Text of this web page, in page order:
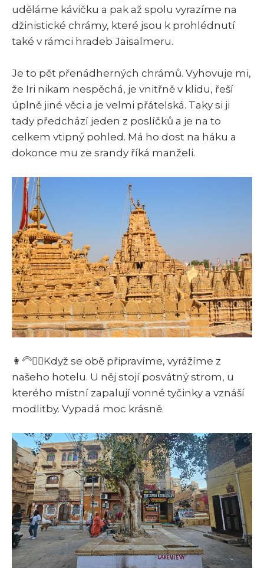
uděláme kávičku a pak až spolu vyrazíme na
džinistické chrámy, které jsou k prohlédnutí
také v rámci hradeb Jaisalmeru.
Je to pět přenádherných chrámů. Vyhovuje mi,
že Iri nikam nespěchá, je vnitřně v klidu, řeší
úplně jiné věci a je velmi přátelská. Taky si ji
tady předchází jeden z poslíčků a je na to
celkem vtipný pohled. Má ho dost na háku a
dokonce mu ze srandy říká manželi.
👩‍🦳👱‍♀️Když se obě připravíme, vyrážíme z
našeho hotelu. U něj stojí posvátný strom, u
kterého místní zapalují vonné tyčinky a vznáší
modlitby. Vypadá moc krásně.